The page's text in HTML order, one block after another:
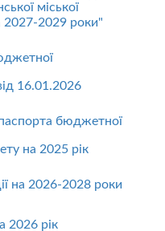
міської
2027-2029 роки"
16.01.2026
бюджетної
на 2025 рік
на 2026-2028 роки
2026 рік